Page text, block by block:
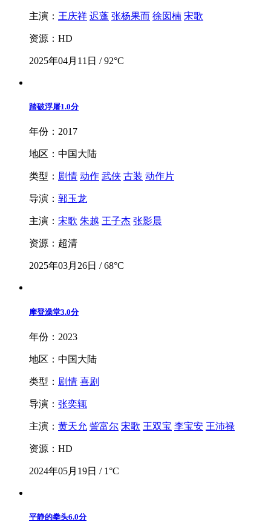
主演： 王庆祥 迟蓬 张杨果而 徐囡楠 宋歌
资源：HD
2025年04月11日 / 92°C
踏破浮屠1.0分
年份：2017
地区：中国大陆
类型： 剧情 动作 武侠 古装 动作片
导演： 郭玉龙
主演： 宋歌 朱越 王子杰 张影晨
资源：超清
2025年03月26日 / 68°C
摩登澡堂3.0分
年份：2023
地区：中国大陆
类型： 剧情 喜剧
导演： 张奕辄
主演： 黄天允 訾富尔 宋歌 王双宝 李宝安 王沛禄
资源：HD
2024年05月19日 / 1°C
平静的拳头6.0分